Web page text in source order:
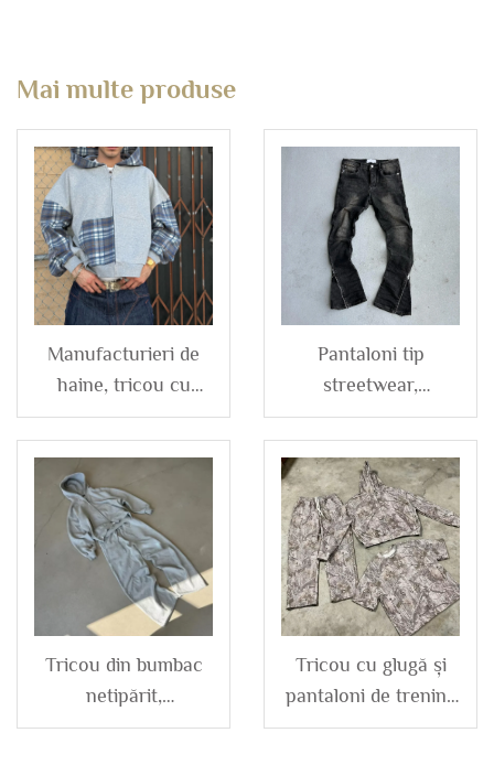
Mai multe produse
Manufacturieri de
haine, tricou cu
glugă din bumbac
100% French Terry,
model plaid, cu
panouri colorate și
fermoar, pentru
bărbați
Pantaloni tip
streetwear,
personalizați, cu
spălare vintage,
strâmți, cu fermoar,
cu baza deschisă și
evazată, din denim,
pentru bărbați
Tricou din bumbac
netipărit,
personalizat cu logo,
Tricou cu glugă și
pantaloni de trening
personalizați,